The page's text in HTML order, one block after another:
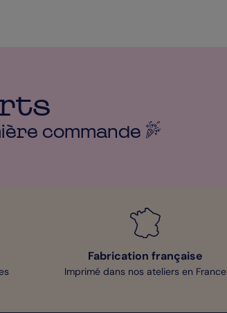
commande
Fabrication française
Imprimé dans nos ateliers en France